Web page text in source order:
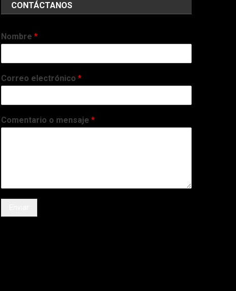
CONTÁCTANOS
Nombre *
Correo electrónico *
Comentario o mensaje *